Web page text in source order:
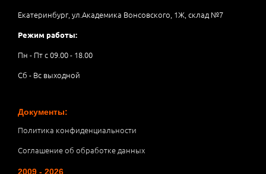
Екатеринбург, ул.Академика Вонсовского, 1Ж, склад №7
Режим работы:
Пн - Пт с 09.00 - 18.00
Сб - Вс выходной
Документы:
Политика конфиденциальности
Соглашение об обработке данных
2009 - 2026